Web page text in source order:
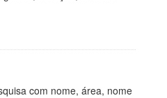
com nome, área, nome